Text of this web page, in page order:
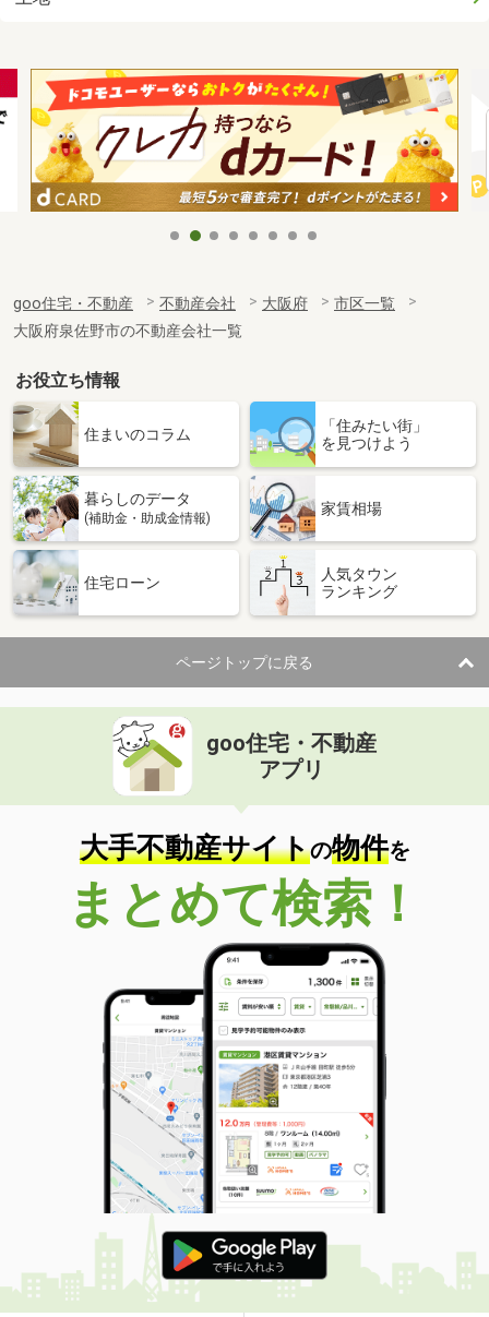
goo住宅・不動産 不動産会社 大阪府
市区一覧
大阪府泉佐野市の不動産会社一覧
お役立ち情報
住まいのコラム
「住みたい街」
を見つけよう
暮らしのデータ
(補助金・助成金情報)
家賃相場
住宅ローン
人気タウン
ランキング
ページトップに戻る
goo住宅・不動産
アプリ
大手不動産サイトの物件を
まとめて検索！